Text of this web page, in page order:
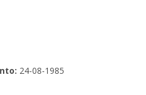
24-08-1985